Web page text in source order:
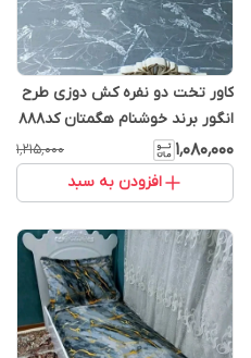
کاور تخت دو نفره کش دوزی طرح
انگور برند خوشنام هگمتان کد888
۱٬۰۸۰٬۰۰۰ ۱٬۲۱۵٬۰۰۰
افزودن به سبد